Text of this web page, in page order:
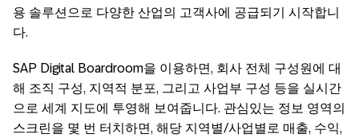
용 솔루션으로 다양한 산업의 고객사에 공급되기 시작합니
다.
SAP Digital Boardroom을 이용하면, 회사 전체 구성원에 대
해 조직 구성, 지역적 분포, 그리고 사업부 구성 등을 실시간
으로 세계 지도에 투영해 보여줍니다. 관심있는 정보 영역의
스크린을 몇 번 터치하면, 해당 지역별/사업별로 매출, 수익,